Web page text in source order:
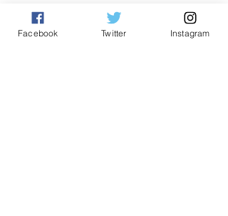
Facebook Twitter Instagram